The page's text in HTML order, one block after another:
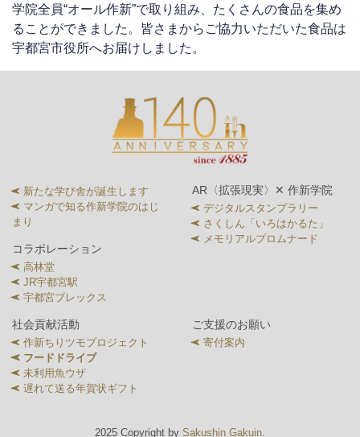
学院全員“オール作新”で取り組み、たくさんの食品を集め
ることができました。皆さまからご協力いただいた食品は
宇都宮市役所へお届けしました。
新たな学び舎が誕生します
マンガで知る作新学院のはじ
まり
コラボレーション
高林堂
JR宇都宮駅
宇都宮ブレックス
AR〈拡張現実〉✕ 作新学院
デジタルスタンプラリー
さくしん「いろはかるた」
メモリアルプロムナード
社会貢献活動
作新ちりツモプロジェクト
フードドライブ
未利用魚ウザ
遅れて送る年賀状ギフト
ご支援のお願い
寄付案内
2025 Copyright by Sakushin Gakuin